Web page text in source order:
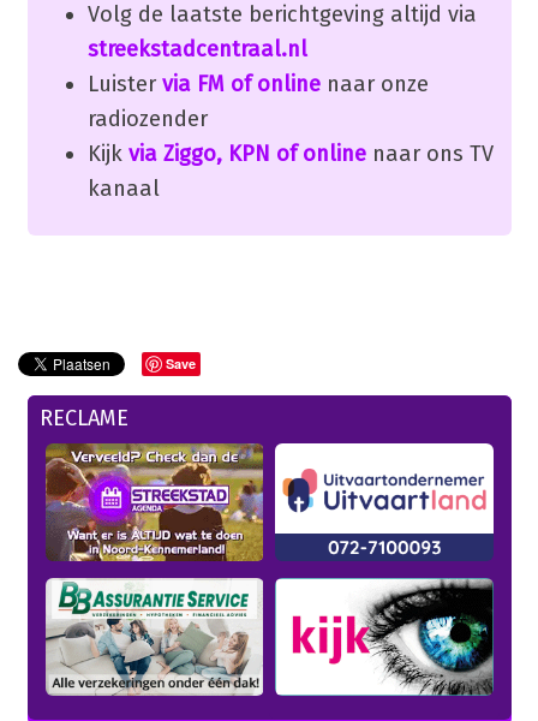
Volg de laatste berichtgeving altijd via
streekstadcentraal.nl
Luister via FM of onlinenaar onze
radiozender
Kijk via Ziggo, KPN of onlinenaar ons TV
kanaal
Save
RECLAME